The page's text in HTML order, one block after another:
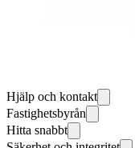
Hjälp och kontakt
Fastighetsbyrån
Hitta snabbt